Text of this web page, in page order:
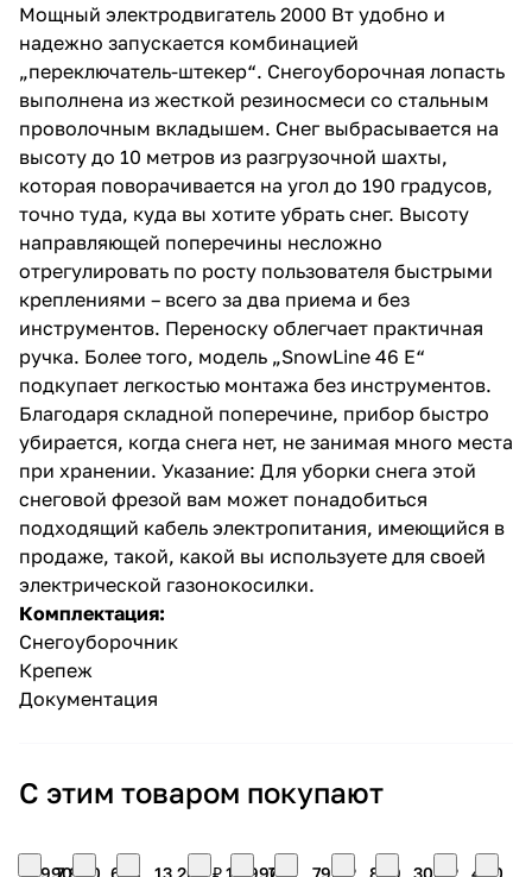
Мощный электродвигатель 2000 Вт удобно и
надежно запускается комбинацией
„переключатель-штекер“. Снегоуборочная лопасть
выполнена из жесткой резиносмеси со стальным
проволочным вкладышем. Снег выбрасывается на
высоту до 10 метров из разгрузочной шахты,
которая поворачивается на угол до 190 градусов,
точно туда, куда вы хотите убрать снег. Высоту
направляющей поперечины несложно
отрегулировать по росту пользователя быстрыми
креплениями – всего за два приема и без
инструментов. Переноску облегчает практичная
ручка. Более того, модель „SnowLine 46 E“
подкупает легкостью монтажа без инструментов.
Благодаря складной поперечине, прибор быстро
убирается, когда снега нет, не занимая много места
при хранении. Указание: Для уборки снега этой
снеговой фрезой вам может понадобиться
подходящий кабель электропитания, имеющийся в
продаже, такой, какой вы используете для своей
электрической газонокосилки.
Комплектация:
Снегоуборочник
Крепеж
Документация
С этим товаром покупают
17 9907 990 634
13 200 ₽15 990760
790 ₽
869
300 ₽
490